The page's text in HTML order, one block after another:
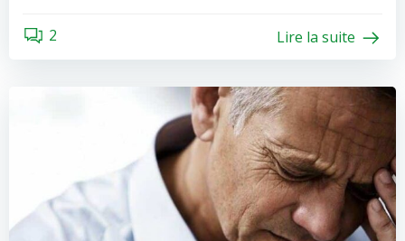
2 Lire la suite